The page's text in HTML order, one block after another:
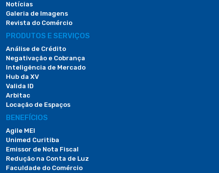
Notícias
Galeria de Imagens
Revista do Comércio
PRODUTOS E SERVIÇOS
Análise de Crédito
Negativação e Cobrança
Inteligência de Mercado
Hub da XV
Valida ID
Arbitac
Locação de Espaços
BENEFÍCIOS
Agile MEI
Unimed Curitiba
Emissor de Nota Fiscal
Redução na Conta de Luz
Faculdade do Comércio